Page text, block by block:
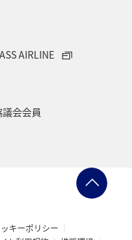
AIRLINE
会会員
キーポリシー